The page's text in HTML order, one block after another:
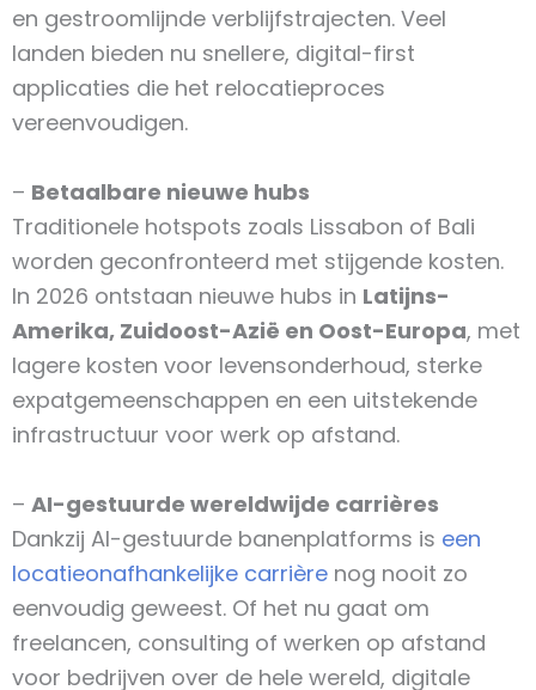
en gestroomlijnde verblijfstrajecten. Veel
landen bieden nu snellere, digital-first
applicaties die het relocatieproces
vereenvoudigen.
– Betaalbare nieuwe hubs
Traditionele hotspots zoals Lissabon of Bali
worden geconfronteerd met stijgende kosten.
In 2026 ontstaan nieuwe hubs in Latijns-
Amerika, Zuidoost-Azië en Oost-Europa, met
lagere kosten voor levensonderhoud, sterke
expatgemeenschappen en een uitstekende
infrastructuur voor werk op afstand.
– AI-gestuurde wereldwijde carrières
Dankzij AI-gestuurde banenplatforms is een
locatieonafhankelijke carrière nog nooit zo
eenvoudig geweest. Of het nu gaat om
freelancen, consulting of werken op afstand
voor bedrijven over de hele wereld, digitale